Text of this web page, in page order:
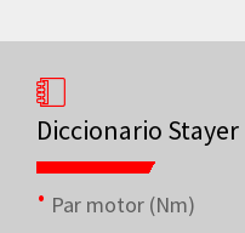
Diccionario Stayer
Par motor (Nm)